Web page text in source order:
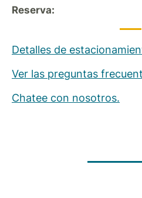
Reserva:
Detalles de
Ver las preguntas
Chatee con nosotros.